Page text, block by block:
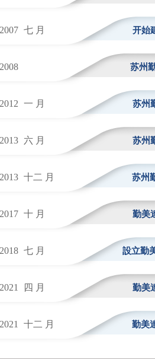
2007 七 月 开始
2008 苏州勤
2012 一 月 苏州
2013 六 月 苏州
2013 十二 月 苏州
2017 十 月 勤美
2018 七 月 設立勤
2021 四 月 勤美
2021 十二 月 勤美